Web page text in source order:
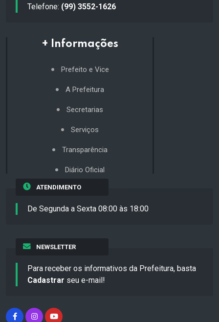
Telefone: (99) 3552-1626
+ Informações
Prefeito e Vice
A Prefeitura
Secretarias
Serviços
Transparência
Diário Oficial
ATENDIMENTO
De Segunda a Sexta 08:00 às 18:00
NEWSLETTER
Para receber os informativos da Prefeitura, basta
Cadastrar seu e-mail!